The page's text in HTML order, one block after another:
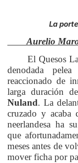
La
Aurelio
El Quesos La
denodada
reaccionado de
larga duración de
Nuland. La
cruzado y acaba
neerlandesa ha
que
meses antes de
mover ficha por